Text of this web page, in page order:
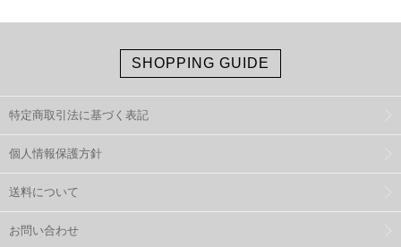
SHOPPING GUIDE
特定商取引法に基づく表記
個人情報保護方針
送料について
お問い合わせ